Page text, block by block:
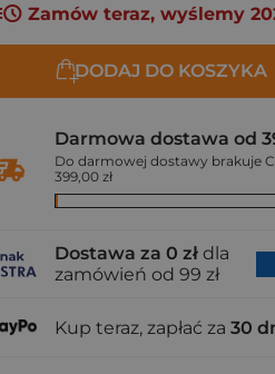
Zamów teraz, wyślemy
DODAJ DO KOSZYKA
Darmowa dostawa od
Do darmowej dostawy brakuje
399,00 zł
Dostawa za 0 zł dla
zamówień od 99 zł
Kup teraz, zapłać za 30